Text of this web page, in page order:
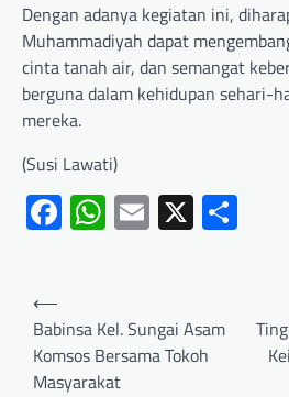
Dengan adanya kegiatan ini,
Muhammadiyah dapat
cinta tanah air, dan semangat
berguna dalam kehidupan sehari-
mereka.
(Susi Lawati)
Facebook
WhatsApp
Email
X
⟵
Babinsa Kel. Sungai Asam
Komsos Bersama Tokoh
Masyarakat